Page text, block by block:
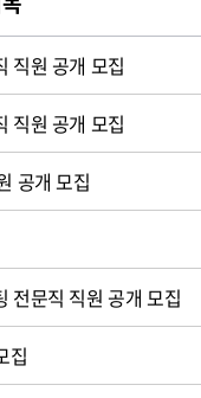
직원 공개 모집
직원 공개 모집
공개 모집
전문직 직원 공개 모집
집